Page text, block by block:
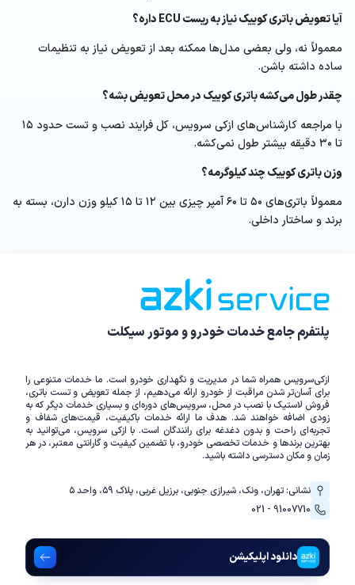
آیا تعویض باتری کوییک نیاز به ریست ECU داره؟
معمولاً نه، ولی بعضی مدل‌ها ممکنه بعد از تعویض نیاز به تنظیمات
ساده داشته باشن.
چقدر طول می‌کشه باتری کوییک در محل تعویض بشه؟
با مراجعه کارشناس‌های ازکی سرویس، کل فرایند نصب و تست حدود ۱۵
تا ۳۰ دقیقه بیشتر طول نمی‌کشه.
وزن باتری کوییک چند کیلوگرمه؟
معمولاً باتری‌های ۵۰ تا ۶۰ آمپر چیزی بین ۱۲ تا ۱۵ کیلو وزن دارن، بسته به
برند و ساختار داخلی.
پلتفرم جامع خدمات خودرو و موتور سیکلت
ازکی‌سرویس همراه شما در مدیریت و نگهداری خودرو است. ما خدمات متنوعی را
برای آسان‌تر شدن مراقبت از خودرو ارائه می‌دهیم، از جمله تعویض و تست باتری،
فروش لاستیک با نصب در محل، سرویس‌های دوره‌ای و بسیاری خدمات دیگر که به
زودی اضافه خواهند شد. هدف ما ارائه خدمات باکیفیت، قیمت‌های شفاف و
تجربه‌ای راحت و بدون دغدغه برای رانندگان است. با ازکی سرویس، می‌توانید به
بهترین برندها و خدمات تخصصی خودرو، با تضمین کیفیت و گارانتی معتبر، در هر
زمان و مکان دسترسی داشته باشید.
نشانی: تهران، ونک، شیرازی جنوبی، برزیل غربی، پلاک ۵۹، واحد ۵
021 - 91007710
دانلود اپلیکیشن